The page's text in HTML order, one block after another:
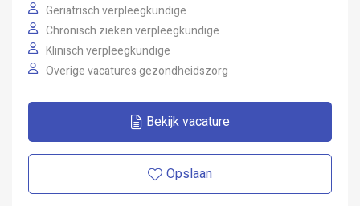
Geriatrisch verpleegkundige
Chronisch zieken verpleegkundige
Klinisch verpleegkundige
Overige vacatures gezondheidszorg
Bekijk vacature
Opslaan